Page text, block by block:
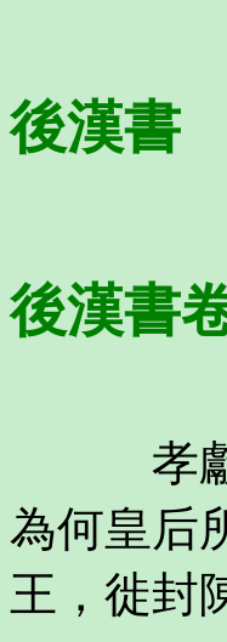
後漢書
後漢書
孝獻皇
為何皇后
王，徙封